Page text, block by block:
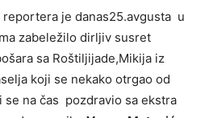
je danas25.avgusta u
zabeležilo dirljiv susret
sa Roštiljijade,Mikija iz
koji se nekako otrgao od
se na čas pozdravio sa ekstra